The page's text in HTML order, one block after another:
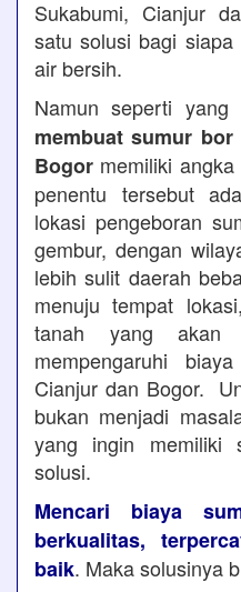
Sukabumi, Cianjur
satu solusi bagi
air bersih.
Namun seperti yang
membuat sumur
Bogor memiliki
penentu tersebut
lokasi pengeboran
gembur, dengan
lebih sulit daerah
menuju tempat
tanah yang
mempengaruhi
Cianjur dan Bogor.
bukan menjadi
yang ingin memiliki
solusi.
Mencari biaya
berkualitas,
baik. Maka solusinya